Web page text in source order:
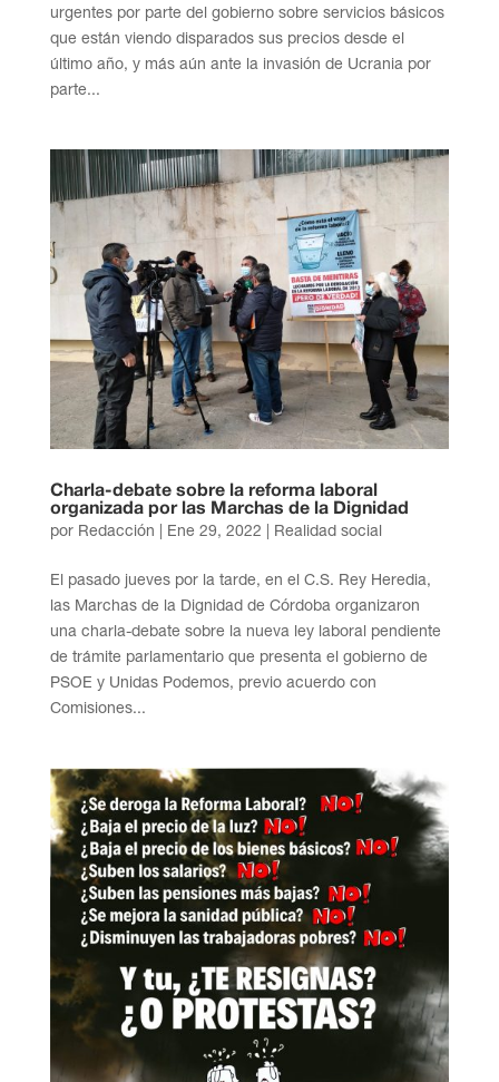
urgentes por parte del gobierno sobre servicios básicos
que están viendo disparados sus precios desde el
último año, y más aún ante la invasión de Ucrania por
parte...
Charla-debate sobre la reforma laboral
organizada por las Marchas de la Dignidad
por Redacción | Ene 29, 2022 | Realidad social
El pasado jueves por la tarde, en el C.S. Rey Heredia,
las Marchas de la Dignidad de Córdoba organizaron
una charla-debate sobre la nueva ley laboral pendiente
de trámite parlamentario que presenta el gobierno de
PSOE y Unidas Podemos, previo acuerdo con
Comisiones...